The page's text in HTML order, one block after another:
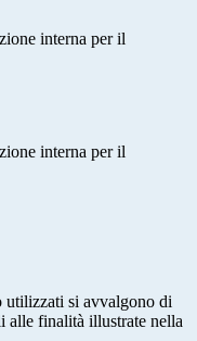
interna per il
interna per il
utilizzati si avvalgono di
alle finalità illustrate nella